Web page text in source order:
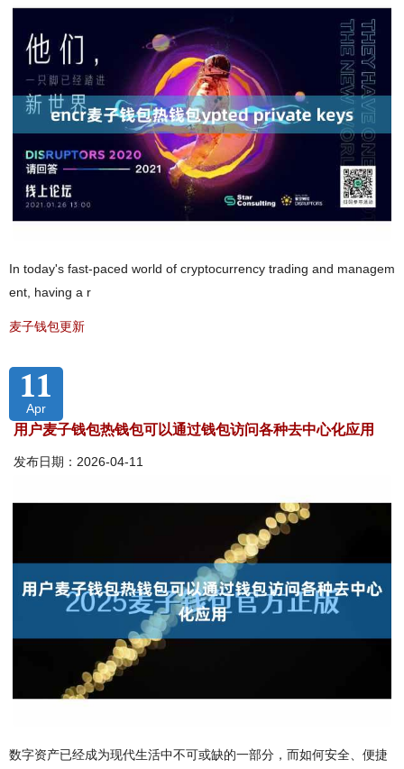
In today's fast-paced world of cryptocurrency trading and managem
ent, having a r
麦子钱包更新
11
Apr
用户麦子钱包热钱包可以通过钱包访问各种去中心化应用
发布日期：2026-04-11
数字资产已经成为现代生活中不可或缺的一部分，而如何安全、便捷